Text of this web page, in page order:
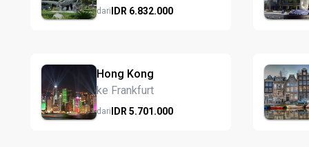
dariIDR 6.832.000
Hong Kong
ke Frankfurt
dariIDR 5.701.000